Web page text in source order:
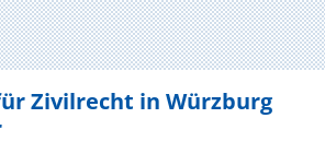
Zivilrecht in Würzburg